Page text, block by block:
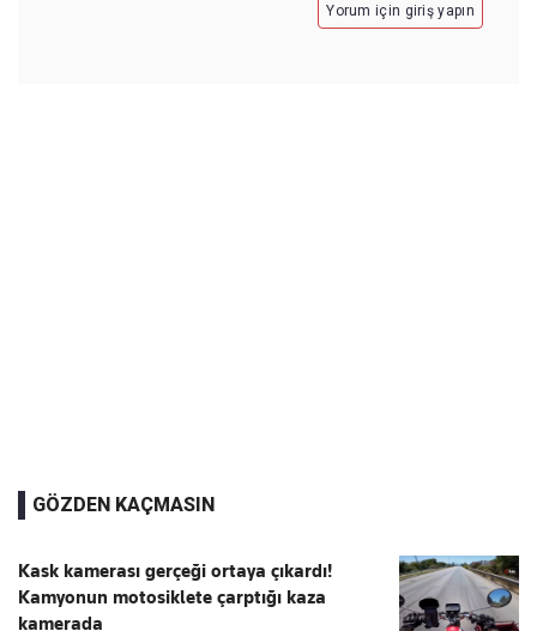
Yorum için giriş yapın
GÖZDEN KAÇMASIN
Kask kamerası gerçeği ortaya çıkardı!
Kamyonun motosiklete çarptığı kaza
kamerada